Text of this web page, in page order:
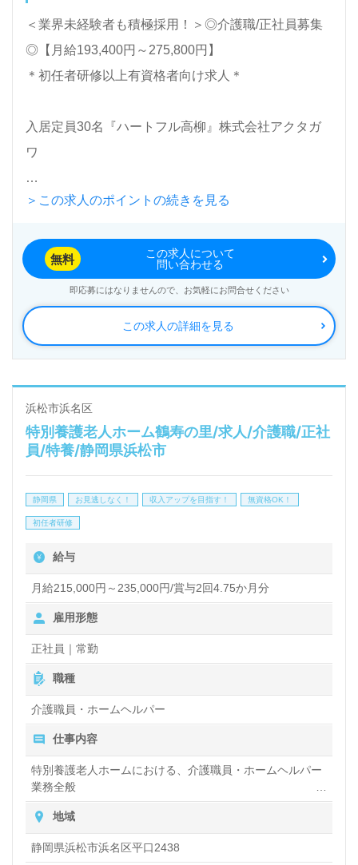
転職活動！お問い合わせお待ちしております。
＜業界未経験者も積極採用！＞◎介護職/正社員募集
◎【月給193,400円～275,800円】
＊初任者研修以上有資格者向け求人＊
入居定員30名『ハートフル高柳』株式会社アクタガ
ワ
◎快適な居住環境と安心の医療体制でご利用者様をサ
＞この求人のポイントの続きを見る
この求人の詳細を見る
無料
この求人について
問い合わせる
即応募にはなりませんので、お気軽にお問合せください
浜松市浜名区
特別養護老人ホーム鶴寿の里/求人/介護職/正社
員/特養/静岡県浜松市
静岡県 お見逃しなく！ 収入アップを目指す！ 無資格OK！
初任者研修
給与
月給215,000円～235,000円/賞与2回4.75か月分
雇用形態
正社員｜常勤
職種
介護職員・ホームヘルパー
仕事内容
特別養護老人ホームにおける、介護職員・ホームヘルパー
業務全般
入浴や排せつ、食事などの身体的サポートや、買い物や掃
除、洗濯など日常生活のサポートなど
地域
静岡県浜松市浜名区平口2438